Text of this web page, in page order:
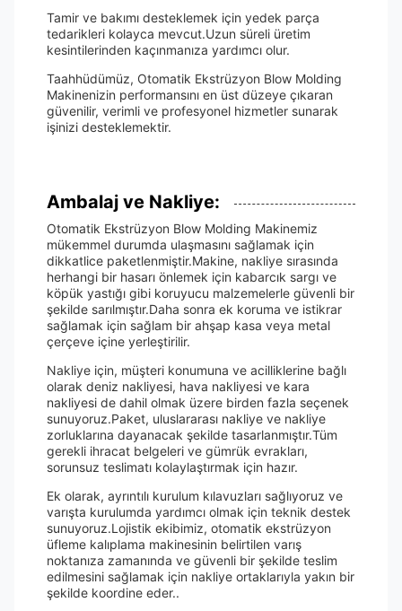
Tamir ve bakımı desteklemek için yedek parça
tedarikleri kolayca mevcut.Uzun süreli üretim
kesintilerinden kaçınmanıza yardımcı olur.
Taahhüdümüz, Otomatik Ekstrüzyon Blow Molding
Makinenizin performansını en üst düzeye çıkaran
güvenilir, verimli ve profesyonel hizmetler sunarak
işinizi desteklemektir.
Ambalaj ve Nakliye:
Otomatik Ekstrüzyon Blow Molding Makinemiz
mükemmel durumda ulaşmasını sağlamak için
dikkatlice paketlenmiştir.Makine, nakliye sırasında
herhangi bir hasarı önlemek için kabarcık sargı ve
köpük yastığı gibi koruyucu malzemelerle güvenli bir
şekilde sarılmıştır.Daha sonra ek koruma ve istikrar
sağlamak için sağlam bir ahşap kasa veya metal
çerçeve içine yerleştirilir.
Nakliye için, müşteri konumuna ve acilliklerine bağlı
olarak deniz nakliyesi, hava nakliyesi ve kara
nakliyesi de dahil olmak üzere birden fazla seçenek
sunuyoruz.Paket, uluslararası nakliye ve nakliye
zorluklarına dayanacak şekilde tasarlanmıştır.Tüm
gerekli ihracat belgeleri ve gümrük evrakları,
sorunsuz teslimatı kolaylaştırmak için hazır.
Ek olarak, ayrıntılı kurulum kılavuzları sağlıyoruz ve
varışta kurulumda yardımcı olmak için teknik destek
sunuyoruz.Lojistik ekibimiz, otomatik ekstrüzyon
üfleme kalıplama makinesinin belirtilen varış
noktanıza zamanında ve güvenli bir şekilde teslim
edilmesini sağlamak için nakliye ortaklarıyla yakın bir
şekilde koordine eder..